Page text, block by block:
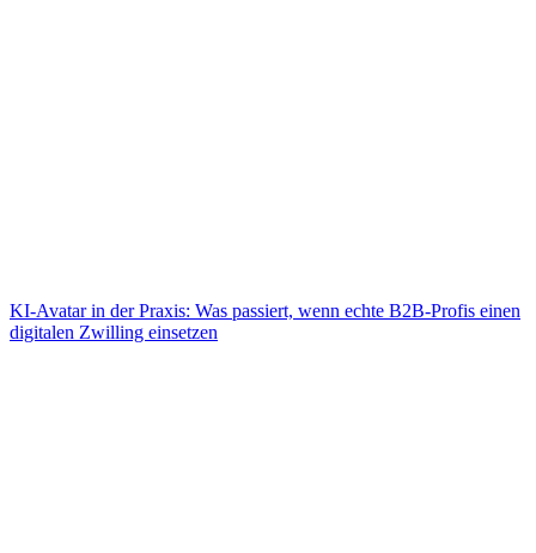
KI-Avatar in der Praxis: Was passiert, wenn echte B2B-Profis einen
digitalen Zwilling einsetzen